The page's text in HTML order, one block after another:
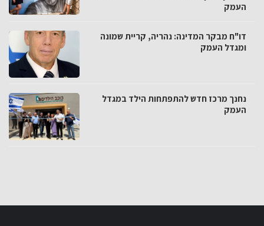
העמק
דו"ח מבקר המדינה: נהריה, קריית שמונה
ומגדל העמק
נחנך מרכז חדש להתפתחות הילד במגדל
העמק